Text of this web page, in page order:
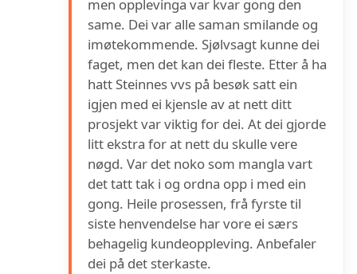
men opplevinga var kvar gong den
same. Dei var alle saman smilande og
imøtekommende. Sjølvsagt kunne dei
faget, men det kan dei fleste. Etter å ha
hatt Steinnes vvs på besøk satt ein
igjen med ei kjensle av at nett ditt
prosjekt var viktig for dei. At dei gjorde
litt ekstra for at nett du skulle vere
nøgd. Var det noko som mangla vart
det tatt tak i og ordna opp i med ein
gong. Heile prosessen, frå fyrste til
siste henvendelse har vore ei særs
behagelig kundeoppleving. Anbefaler
dei på det sterkaste.